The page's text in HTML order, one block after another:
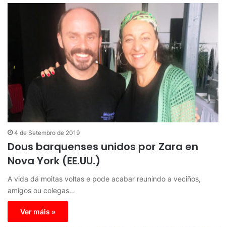
4 de Setembro de 2019
Dous barquenses unidos por Zara en
Nova York (EE.UU.)
A vida dá moitas voltas e pode acabar reunindo a veciños,
amigos ou colegas…
Ver máis »